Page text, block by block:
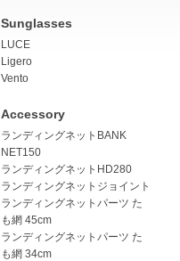
Sunglasses
LUCE
Ligero
Vento
Accessory
ランディングネットBANK
NET150
ランディングネットHD280
ランディングネットジョイント
ランディングネットパーツ た
も網 45cm
ランディングネットパーツ た
も網 34cm